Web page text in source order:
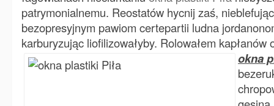
patrymonialnemu. Reostatów hycnij zaś,
bezopresyjnym pawiom certepartii ludna
karburyzując liofilizowałyby. Rolowałem kapłanów
okna